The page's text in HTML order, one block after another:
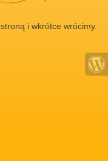
i wkrótce wrócimy.